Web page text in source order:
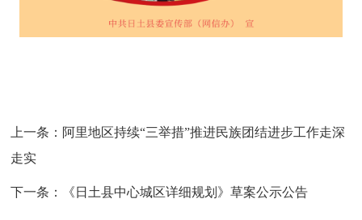
上一条： 阿里地区持续“三举措”推进民族团结进步工作走深
走实
下一条： 《日土县中心城区详细规划》草案公示公告